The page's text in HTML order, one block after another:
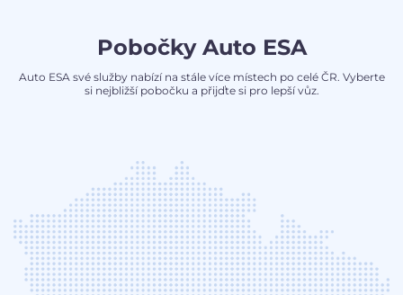
Pobočky Auto ESA
Auto ESA své služby nabízí na stále více místech po celé ČR. Vyberte
si nejbližší pobočku a přijďte si pro lepší vůz.